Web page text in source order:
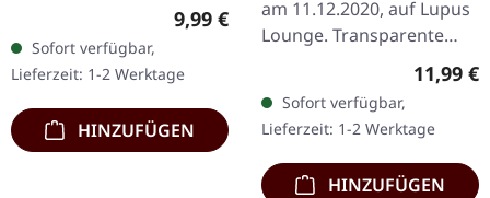
Records. Transparent
orange/gelbes Tape mit 8-
seitiger J-Card. Daedric
Shryne…
Regulärer Preis:
9,99 €
Sofort verfügbar,
Lieferzeit: 1-2 Werktage
HINZUFÜGEN
am 11.12.2020, auf Lupus
Lounge. Transparente
Kassette mit 3-Panel-Inlay,
Exemplare. In…
11,99 €
Sofort verfügbar,
Lieferzeit: 1-2 Werktage
HINZUFÜGEN